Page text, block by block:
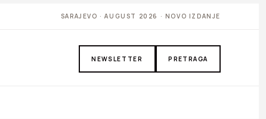
SARAJEVO · AUGUST 2026 · NOVO IZDANJE
NEWSLETTER PRETRAGA